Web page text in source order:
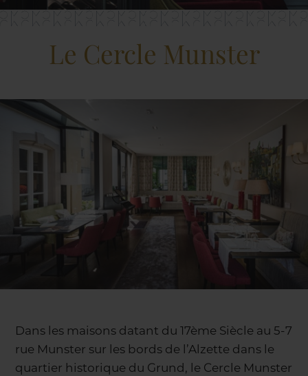
Le Cercle Munster
Dans les maisons datant du 17ème Siècle au 5-7
rue Munster sur les bords de l’Alzette dans le
quartier historique du Grund, le Cercle Munster